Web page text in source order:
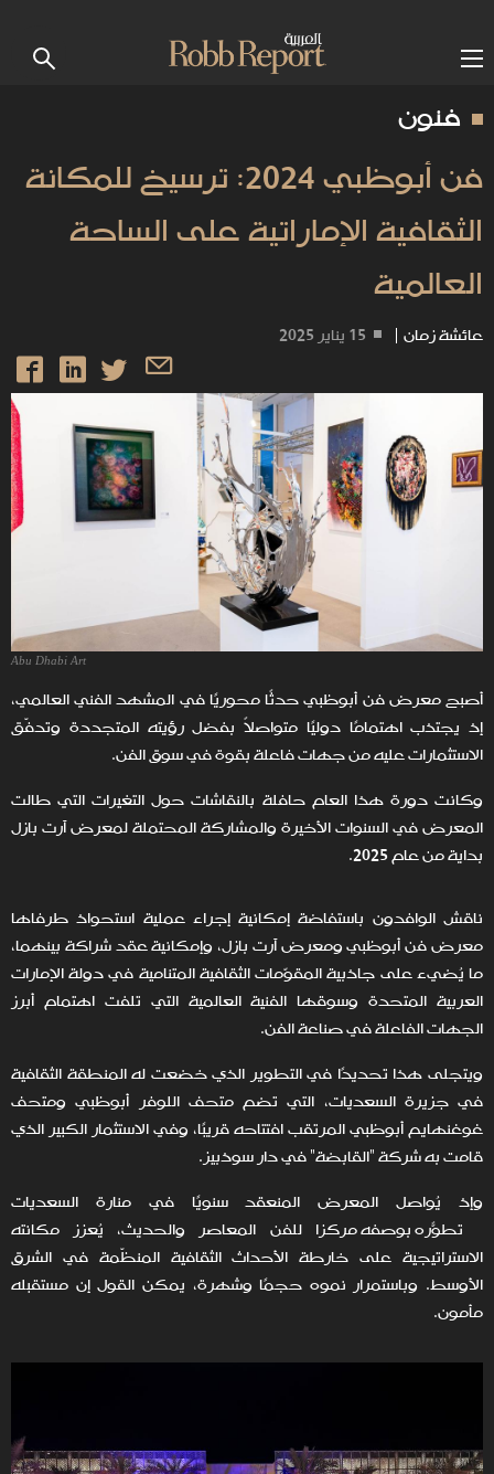
فنون
فن أبوظبي 2024: ترسيخ للمكانة
الثقافية الإماراتية على الساحة
العالمية
عائشة زمان | 15 يناير 2025
Abu Dhabi Art
أصبح معرض فن أبوظبي حدثًا محوريًا في المشهد الفني العالمي،
إذ يجتذب اهتمامًا دوليًا متواصلاً بفضل رؤيته المتجددة وتدفّق
الاستثمارات عليه من جهات فاعلة بقوة في سوق الفن.
وكانت دورة هذا العام حافلة بالنقاشات حول التغيرات التي طالت
المعرض في السنوات الأخيرة والمشاركة المحتملة لمعرض آرت بازل
بداية من عام 2025.
ناقش الوافدون باستفاضة إمكانية إجراء عملية استحواذ طرفاها
معرض فن أبوظبي ومعرض آرت بازل، وإمكانية عقد شراكة بينهما،
ما يُضيء على جاذبية المقوّمات الثقافية المتنامية في دولة الإمارات
العربية المتحدة وسوقها الفنية العالمية التي تلفت اهتمام أبرز
الجهات الفاعلة في صناعة الفن.
ويتجلى هذا تحديدًا في التطوير الذي خضعت له المنطقة الثقافية
في جزيرة السعديات، التي تضم متحف اللوفر أبوظبي ومتحف
غوغنهايم أبوظبي المرتقب افتتاحه قريبًا، وفي الاستثمار الكبير الذي
قامت به شركة "القابضة" في دار سوذبيز.
وإذ يُواصل المعرض المنعقد سنويًا في منارة السعديات
تطوّره بوصفه مركزًا للفن المعاصر والحديث، يُعزز مكانته
الاستراتيجية على خارطة الأحداث الثقافية المنظّمة في الشرق
الأوسط. وباستمرار نموه حجمًا وشهرة، يمكن القول إن مستقبله
مأمون.